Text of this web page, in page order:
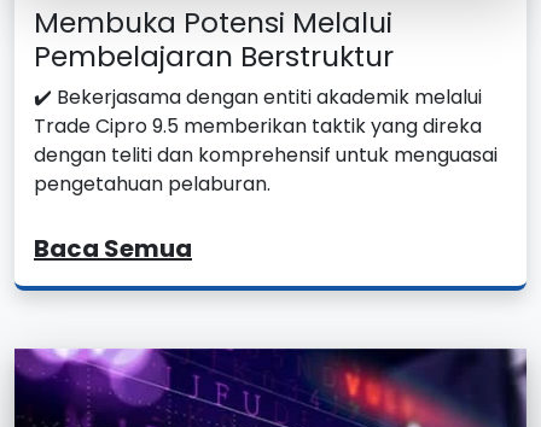
Membuka Potensi Melalui
Pembelajaran Berstruktur
✔️ Bekerjasama dengan entiti akademik melalui
Trade Cipro 9.5 memberikan taktik yang direka
dengan teliti dan komprehensif untuk menguasai
pengetahuan pelaburan.
Baca Semua